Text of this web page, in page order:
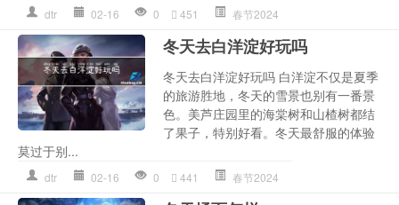
dtr 02-16 0 451 春节2024
冬天去白洋淀好玩吗
冬天去白洋淀好玩吗 白洋淀不仅是夏季
的旅游胜地，冬天的雪景也别有一番景
色。美芦庄园里的海棠树和山楂树都结
了果子，特别好看。冬天最舒服的体验
莫过于别...
dtr 02-16 0 441 春节2024